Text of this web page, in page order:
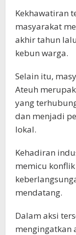
Kekhawatiran
masyarakat
akhir tahun
kebun warga.
Selain itu,
Ateuh
yang
dan menjadi
lokal.
Kehadiran
memicu
mendatang.
Dalam aksi
mengingatkan